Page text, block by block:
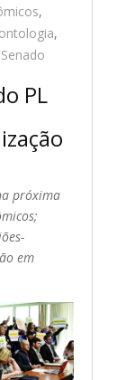
,
,
Senado
PL
próxima
em